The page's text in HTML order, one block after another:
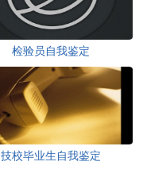
检验员自我鉴定
技校毕业生自我鉴定